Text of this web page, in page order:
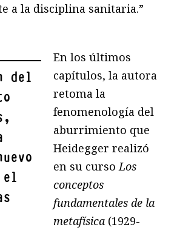
a la disciplina sanitaria.”
del
el
En los últimos
capítulos, la autora
retoma la
fenomenología del
aburrimiento que
Heidegger realizó
en su cursoLos
conceptos
fundamentales de la
metafísica (1929-